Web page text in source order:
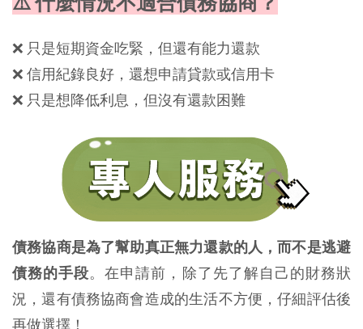
❌ 只是短期資金吃緊，但還有能力還款
❌ 信用紀錄良好，還想申請貸款或信用卡
❌ 只是想降低利息，但沒有還款困難
債務協商是為了幫助真正無力還款的人，而不是逃避
債務的手段。在申請前，除了先了解自己的財務狀
況，還有債務協商會造成的生活不方便，仔細評估後
再做選擇！